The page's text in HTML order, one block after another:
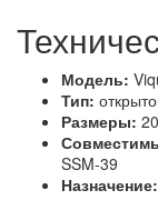
Модель:
Тип:
Размеры:
SSM-39
Назначение: